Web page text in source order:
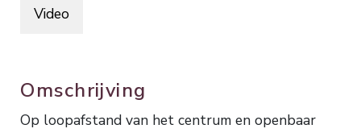
Video
Omschrijving
Op loopafstand van het centrum en openbaar